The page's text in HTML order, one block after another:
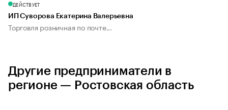
ДЕЙСТВУЕТ
ИП Суворова Екатерина Валерьевна
Торговля розничная по почте...
Другие предприниматели в
регионе — Ростовская область